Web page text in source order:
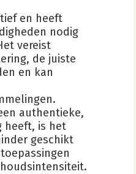
en heeft
nodig
vereist
de juiste
en kan
authentieke,
heeft, is het
geschikt